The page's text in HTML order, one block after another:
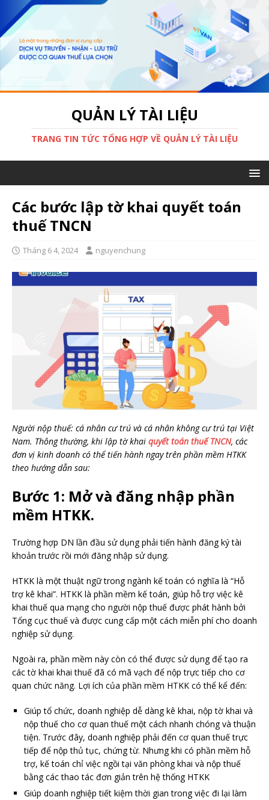
QUẢN LÝ TÀI LIỆU
TRANG TIN TỨC TỔNG HỢP VỀ QUẢN LÝ TÀI LIỆU
Các bước lập tờ khai quyết toán
thuế TNCN
Tháng 6 4, 2024 nguyenchung
Người nộp thuế: cá nhân cư trú và cá nhân không cư trú tại Việt
Nam. Thông thường, khi lập tờ khai quyết toán thuế TNCN, các
đơn vị kinh doanh có thể tiến hành ngay trên phần mềm HTKK
theo hướng dẫn sau:
Bước 1: Mở và đăng nhập phần
mềm HTKK.
Trường hợp DN lần đầu sử dụng phải tiến hành đăng ký tài
khoản trước rồi mới đăng nhập sử dụng.
HTKK là một thuật ngữ trong ngành kế toán có nghĩa là “Hỗ
trợ kê khai”. HTKK là phần mềm kế toán, giúp hỗ trợ việc kê
khai thuế qua mạng cho người nộp thuế được phát hành bởi
Tổng cục thuế và được cung cấp một cách miễn phí cho doanh
nghiệp sử dụng.
Ngoài ra, phần mềm này còn có thể được sử dụng để tạo ra
các tờ khai khai thuế đã có mã vạch để nộp trực tiếp cho cơ
quan chức năng. Lợi ích của phần mềm HTKK có thể kể đến:
Giúp tổ chức, doanh nghiệp dễ dàng kê khai, nộp tờ khai và
nộp thuế cho cơ quan thuế một cách nhanh chóng và thuận
tiện. Trước đây, doanh nghiệp phải đến cơ quan thuế trực
tiếp để nộp thủ tục, chứng từ. Nhưng khi có phần mềm hỗ
trợ, kế toán chỉ việc ngồi tại văn phòng khai và nộp thuế
bằng các thao tác đơn giản trên hệ thống HTKK
Giúp doanh nghiệp tiết kiệm thời gian trong việc đi lại làm